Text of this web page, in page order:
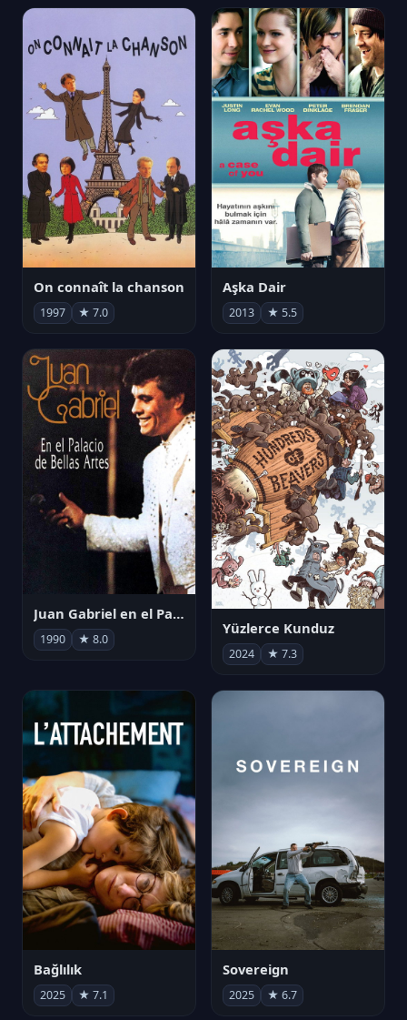
On connaît la chanson
1997 ★ 7.0
Aşka Dair
2013 ★ 5.5
Juan Gabriel en el Palacio de Bellas Artes
1990 ★ 8.0
Yüzlerce Kunduz
2024 ★ 7.3
Bağlılık
2025 ★ 7.1
Sovereign
2025 ★ 6.7